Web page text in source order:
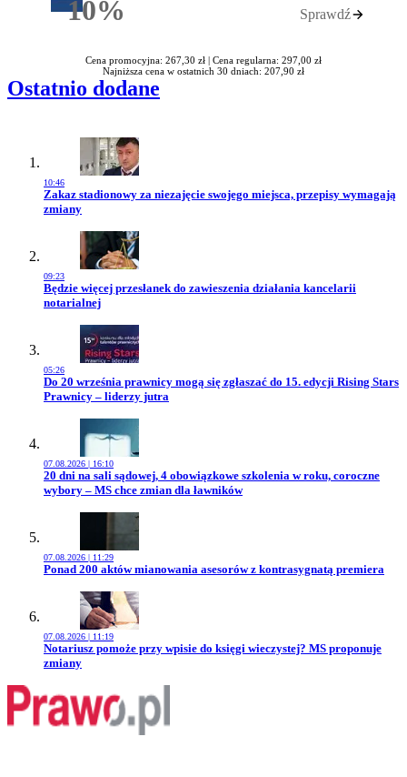
10%Rabatu Sprawdź
Cena promocyjna: 267,30 zł | Cena regularna: 297,00 zł
Najniższa cena w ostatnich 30 dniach: 207,90 zł
Ostatnio dodane
10:46
Przejdź do artykułu:
Zakaz stadionowy za niezajęcie swojego miejsca, przepisy wymagają
zmiany
09:23
Przejdź do artykułu:
Będzie więcej przesłanek do zawieszenia działania kancelarii
notarialnej
05:26
Przejdź do artykułu:
Do 20 września prawnicy mogą się zgłaszać do 15. edycji Rising Stars
Prawnicy – liderzy jutra
07.08.2026 | 16:10
Przejdź do artykułu:
20 dni na sali sądowej, 4 obowiązkowe szkolenia w roku, coroczne
wybory – MS chce zmian dla ławników
07.08.2026 | 11:29
Przejdź do artykułu:
Ponad 200 aktów mianowania asesorów z kontrasygnatą premiera
07.08.2026 | 11:19
Przejdź do artykułu:
Notariusz pomoże przy wpisie do księgi wieczystej? MS proponuje
zmiany